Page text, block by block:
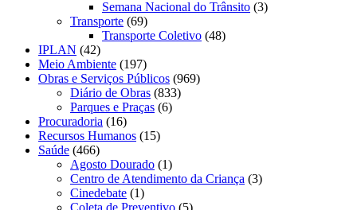
Semana Nacional do Trânsito (3)
Transporte (69)
Transporte Coletivo (48)
IPLAN (42)
Meio Ambiente (197)
Obras e Serviços Públicos (969)
Diário de Obras (833)
Parques e Praças (6)
Procuradoria (16)
Recursos Humanos (15)
Saúde (466)
Agosto Dourado (1)
Centro de Atendimento da Criança (3)
Cinedebate (1)
Coleta de Preventivo (5)